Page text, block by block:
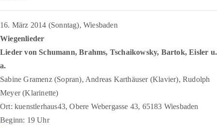
16. März 2014 (Sonntag), Wiesbaden
Wiegenlieder
Lieder von Schumann, Brahms, Tschaikowsky, Bartok, Eisler u.
a.
Sabine Gramenz (Sopran), Andreas Karthäuser (Klavier), Rudolph
Meyer (Klarinette)
Ort: kuenstlerhaus43, Obere Webergasse 43, 65183 Wiesbaden
Beginn: 19 Uhr